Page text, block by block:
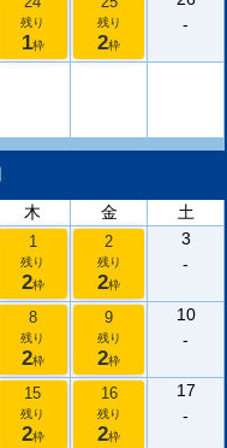
残り
1枠
残り
2枠
-
木 金 土
1
残り
2枠
2
残り
2枠
3
-
8
残り
2枠
9
残り
2枠
10
-
15
残り
2枠
16
残り
2枠
17
-